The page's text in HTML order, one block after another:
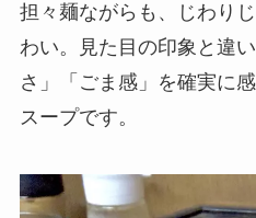
担々麺ながらも、じわり
わい。見た目の印象と違
さ」「ごま感」を確実に
スープです。